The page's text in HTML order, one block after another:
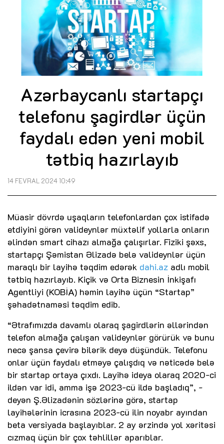
Azərbaycanlı startapçı
telefonu şagirdlər üçün
faydalı edən yeni mobil
tətbiq hazırlayıb
14 FEVRAL 2024 10:49
Müasir dövrdə uşaqların telefonlardan çox istifadə
etdiyini görən valideynlər müxtəlif yollarla onların
əlindən smart cihazı almağa çalışırlar. Fiziki şəxs,
startapçı Şəmistan Əlizadə belə valideynlər üçün
maraqlı bir layihə təqdim edərək dahi.az adlı mobil
tətbiq hazırlayıb. Kiçik və Orta Biznesin İnkişafı
Agentliyi (KOBİA) həmin layihə üçün “Startap”
şəhadətnaməsi təqdim edib.
“Ətrafımızda davamlı olaraq şagirdlərin əllərindən
telefon almağa çalışan valideynlər görürük və bunu
necə şansa çevirə bilərik deyə düşündük. Telefonu
onlar üçün faydalı etməyə çalışdıq və nəticədə belə
bir startap ortaya çıxdı. Layihə ideya olaraq 2020-ci
ildən var idi, amma işə 2023-cü ildə başladıq”, -
deyən Ş.Əlizadənin sözlərinə görə, startap
layihələrinin icrasına 2023-cü ilin noyabr ayından
beta versiyada başlayıblar. 2 ay ərzində yol xəritəsi
cızmaq üçün bir çox təhlillər aparıblar.